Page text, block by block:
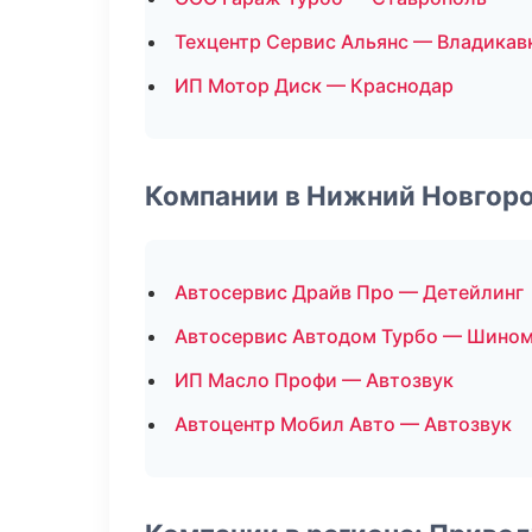
Техцентр Сервис Альянс —
ИП Мотор Диск — Краснодар
Компании в Нижний
Автосервис Драйв Про — Детейлинг
Автосервис Автодом Турбо —
ИП Масло Профи — Автозвук
Автоцентр Мобил Авто — Автозвук